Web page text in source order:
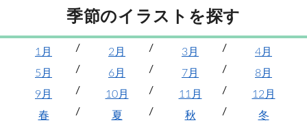
季節のイラストを探す
1月 2月 3月
4月
5月
6月 7月
8月
9月
10月 11月
12月
春
夏 秋 冬